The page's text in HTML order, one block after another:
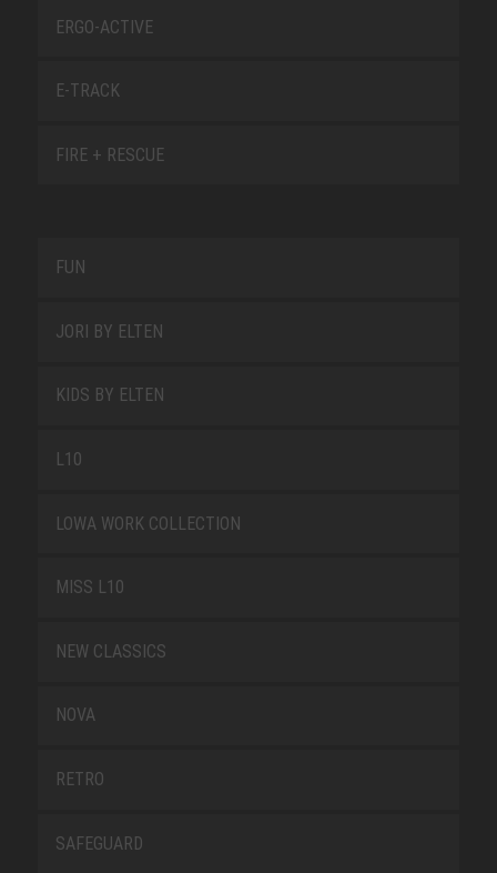
ERGO-ACTIVE
E-TRACK
FIRE + RESCUE
FUN
JORI BY ELTEN
KIDS BY ELTEN
L10
LOWA WORK COLLECTION
MISS L10
NEW CLASSICS
NOVA
RETRO
SAFEGUARD